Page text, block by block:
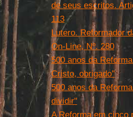
de seus escritos.
113
Lutero. Reformador
On-Line, Nº. 280
500 anos da
Cristo, obrigado''
500 anos da
dividir''
A Reforma em cinco